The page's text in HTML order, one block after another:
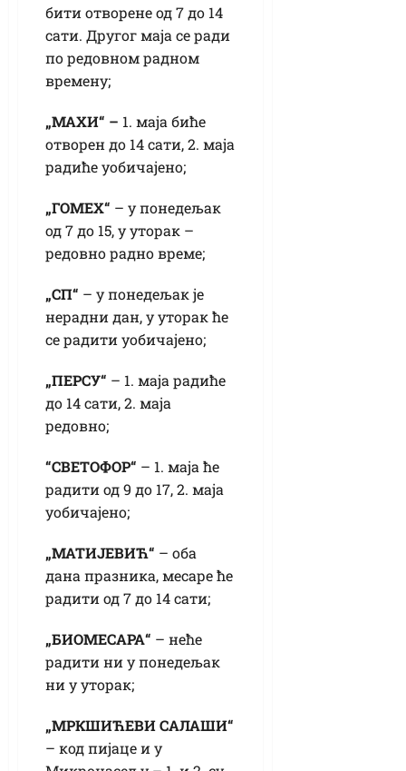
бити отворене од 7 до 14
сати. Другог маја се ради
по редовном радном
времену;
„МАXИ“ – 1. маја биће
отворен до 14 сати, 2. маја
радиће уобичајено;
„ГОМЕX“ – у понедељак
од 7 до 15, у уторак –
редовно радно време;
„СП“ – у понедељак је
нерадни дан, у уторак ће
се радити уобичајено;
„ПЕРСУ“ – 1. маја радиће
до 14 сати, 2. маја
редовно;
“СВЕТОФОР“ – 1. маја ће
радити од 9 до 17, 2. маја
уобичајено;
„МАТИЈЕВИЋ“ – оба
дана празника, месаре ће
радити од 7 до 14 сати;
„БИОМЕСАРА“ – неће
радити ни у понедељак
ни у уторак;
„МРКШИЋЕВИ САЛАШИ“
– код пијаце и у